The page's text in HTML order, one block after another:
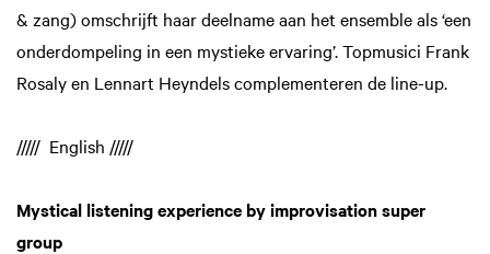
& zang) omschrijft haar deelname aan het ensemble als ‘een
onderdompeling in een mystieke ervaring’. Topmusici Frank
Rosaly en Lennart Heyndels complementeren de line-up.
///// English /////
Mystical listening experience by improvisation super
group